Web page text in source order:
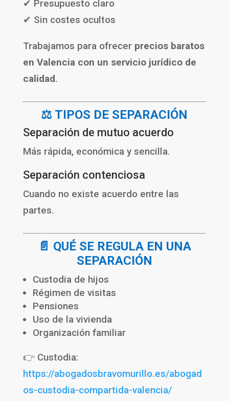
✔ Presupuesto claro
✔ Sin costes ocultos
Trabajamos para ofrecer precios baratos
en Valencia con un servicio jurídico de
calidad.
⚖️ TIPOS DE SEPARACIÓN
Separación de mutuo acuerdo
Más rápida, económica y sencilla.
Separación contenciosa
Cuando no existe acuerdo entre las
partes.
📄 QUÉ SE REGULA EN UNA
SEPARACIÓN
Custodia de hijos
Régimen de visitas
Pensiones
Uso de la vivienda
Organización familiar
👉 Custodia:
https://abogadosbravomurillo.es/abogad
os-custodia-compartida-valencia/